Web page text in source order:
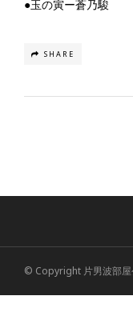
●玉の寅ー蒼乃駿
SHARE
© Copyright 片男波部